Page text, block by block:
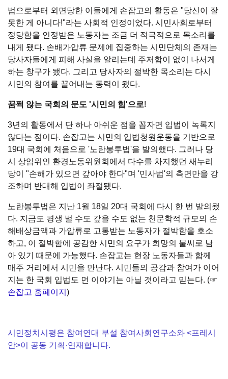
법으로부터 외면당한 이들에게 손잡고의 활동은 "당신이 잘
못한 게 아니다!"라는 사회적 인정이었다. 시민사회로부터
정당함을 인정받은 노동자는 조금 더 적극적으로 목소리를
내게 됐다. 손배가압류 문제에 집중하는 시민단체의 존재는
당사자들에게 피해 사실을 알리는데 주저함이 없이 나서게
하는 창구가 됐다. 그리고 당사자의 절박한 목소리는 다시
시민의 참여를 끌어내는 동력이 됐다.
꿈쩍 않는 국회의 문도 '시민의 힘'으로!
3년의 활동에서 단 하나 아쉬운 점을 꼽자면 입법이 녹록지
않다는 점이다. 손잡고는 시민의 입법청원운동을 기반으로
19대 국회에 처음으로 '노란봉투법'을 발의했다. 그러나 당
시 상임위인 환경노동위원회에서 다수를 차지했던 새누리
당이 "손해가 있으면 갚아야 한다"며 '민사법'의 측면만을 강
조하며 반대해 입법이 좌절됐다.
노란봉투법은 지난 1월 18일 20대 국회에 다시 한 번 발의됐
다. 지금도 평생 벌 수도 갚을 수도 없는 천문학적 규모의 손
해배상금액과 가압류로 고통받는 노동자가 절박함을 호소
하고, 이 절박함에 공감한 시민의 요구가 희망의 불씨로 남
아 있기 때문에 가능했다. 손잡고는 현장 노동자들과 함께
매주 거리에서 시민을 만난다. 시민들의 공감과 참여가 이어
지는 한 국회 입법도 먼 이야기는 아닐 것이라고 믿는다. (☞
손잡고 홈페이지 )
시민정치시평은 참여연대 부설 참여사회연구소와 <프레시
안>이 공동 기획·연재합니다.